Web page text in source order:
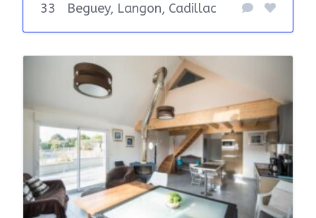
33 Beguey, Langon, Cadillac